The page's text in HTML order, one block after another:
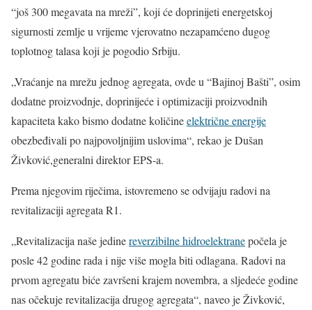
“još 300 megavata na mreži”, koji će doprinijeti energetskoj
sigurnosti zemlje u vrijeme vjerovatno nezapamćeno dugog
toplotnog talasa koji je pogodio Srbiju.
„Vraćanje na mrežu jednog agregata, ovde u “Bajinoj Bašti”, osim
dodatne proizvodnje, doprinijeće i optimizaciji proizvodnih
kapaciteta kako bismo dodatne količineelektrične energije
obezbeđivali po najpovoljnijim uslovima“, rekao je Dušan
Živković,generalni direktor EPS-a.
Prema njegovim riječima, istovremeno se odvijaju radovi na
revitalizaciji agregata R1.
„Revitalizacija naše jedinereverzibilne hidroelektranepočela je
posle 42 godine rada i nije više mogla biti odlagana. Radovi na
prvom agregatu biće završeni krajem novembra, a sljedeće godine
nas očekuje revitalizacija drugog agregata“, naveo je Živković,